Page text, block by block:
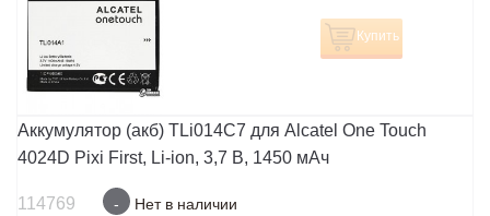
Купить
Аккумулятор (акб) TLi014C7 для Alcatel One Touch
4024D Pixi First, Li-ion, 3,7 В, 1450 мАч
114769 - Нет в наличии